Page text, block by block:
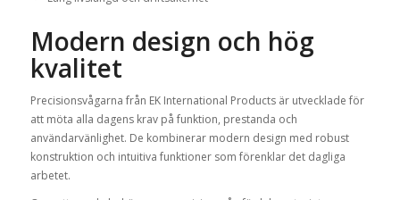
Modern design och hög
kvalitet
Precisionsvågarna från EK International Products är utvecklade för
att möta alla dagens krav på funktion, prestanda och
användarvänlighet. De kombinerar modern design med robust
konstruktion och intuitiva funktioner som förenklar det dagliga
arbetet.